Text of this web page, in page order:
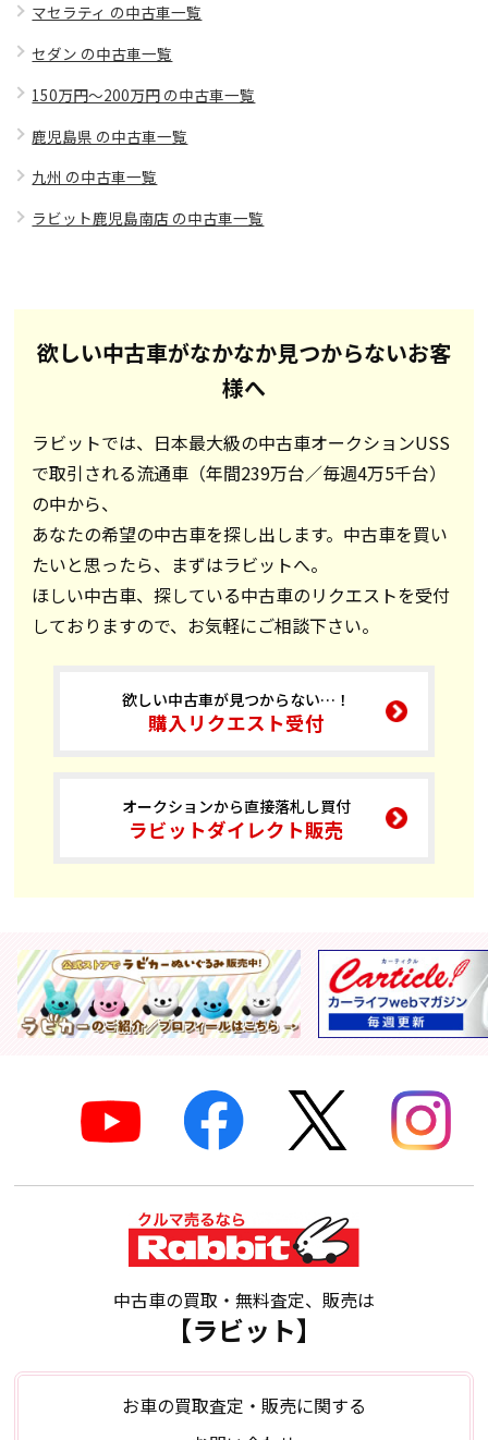
マセラティ の中古車一覧
セダン の中古車一覧
150万円～200万円 の中古車一覧
鹿児島県 の中古車一覧
九州 の中古車一覧
ラビット鹿児島南店 の中古車一覧
欲しい中古車がなかなか見つからないお客
様へ
ラビットでは、日本最大級の中古車オークションUSS
で取引される流通車（年間239万台／毎週4万5千台）
の中から、
あなたの希望の中古車を探し出します。中古車を買い
たいと思ったら、まずはラビットへ。
ほしい中古車、探している中古車のリクエストを受付
しておりますので、お気軽にご相談下さい。
欲しい中古車が見つからない…！
購入リクエスト受付
オークションから直接落札し買付
ラビットダイレクト販売
中古車の買取・無料査定、販売は
【ラビット】
お車の買取査定・販売に関する